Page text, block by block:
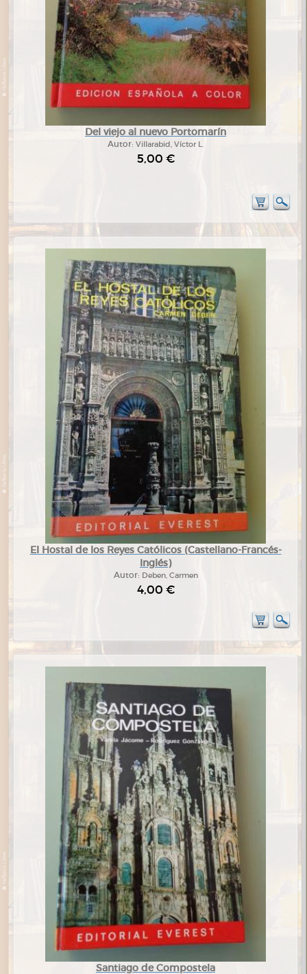
Del viejo al nuevo Portomarín
Autor: Villarabid, Víctor L.
5,00 €
El Hostal de los Reyes Católicos (Castellano-Francés-
Inglés)
Autor: Deben, Carmen
4,00 €
Santiago de Compostela